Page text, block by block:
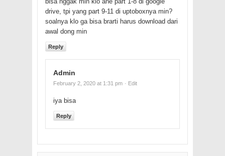
drive, tpi yang part 9-11 di uptoboxnya min?
soalnya klo ga bisa brarti harus download dari
awal dong min
Reply
Admin
February 2, 2020 at 1:31 pm · Edit
iya bisa
Reply